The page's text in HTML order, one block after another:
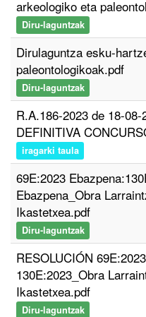
arkeologiko eta
Diru-laguntzak
Dirulaguntza esku-
paleontologikoak.pdf
Diru-laguntzak
R.A.186-2023 de 18-08-
DEFINITIVA
iragarki taula
69E:2023
Ebazpena_Obra
Ikastetxea.pdf
Diru-laguntzak
RESOLUCIÓN
130E:2023_Obra
Ikastetxea.pdf
Diru-laguntzak